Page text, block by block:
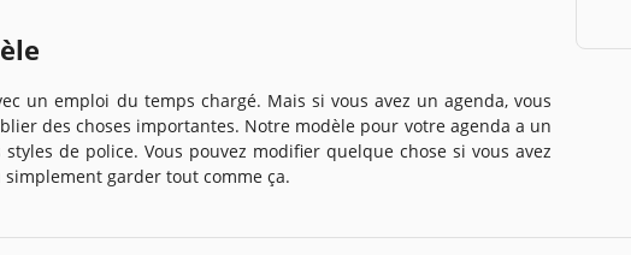
un emploi du temps chargé. Mais si vous avez un agenda, vous
des choses importantes. Notre modèle pour votre agenda a un
de police. Vous pouvez modifier quelque chose si vous avez
garder tout comme ça.